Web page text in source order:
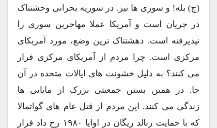
(چ) بله! و سوری ها نیز. در سوریه بحرانی وحشتناک
در جریان است و آمریکا عملا مهاجرین سوری را
نپذیرفته است. دهشتناک ترین وضع، مورد آمریکای
مرکزی است. چرا مردم از آمریکای مرکزی فرار
می کنند؟ به دلیل خشونت های ایالات متحده در آن
جا. در همین بستن جمعیتی بزرک از مایایی ها
زندگی می کنند. این مردم از قتل عام های گواتمالا
که با حمایت رنالد ریگان در اوایا ۱۹۸۰ رخ داد فرار